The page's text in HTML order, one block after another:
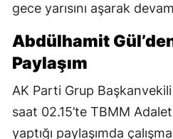
gece yarısını aşarak
Abdülhamit
Paylaşım
AK Parti Grup
saat 02.15’te TBMM
yaptığı paylaşımda